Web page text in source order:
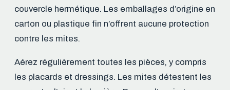
couvercle hermétique. Les emballages d’origine en
carton ou plastique fin n’offrent aucune protection
contre les mites.
Aérez régulièrement toutes les pièces, y compris
les placards et dressings. Les mites détestent les